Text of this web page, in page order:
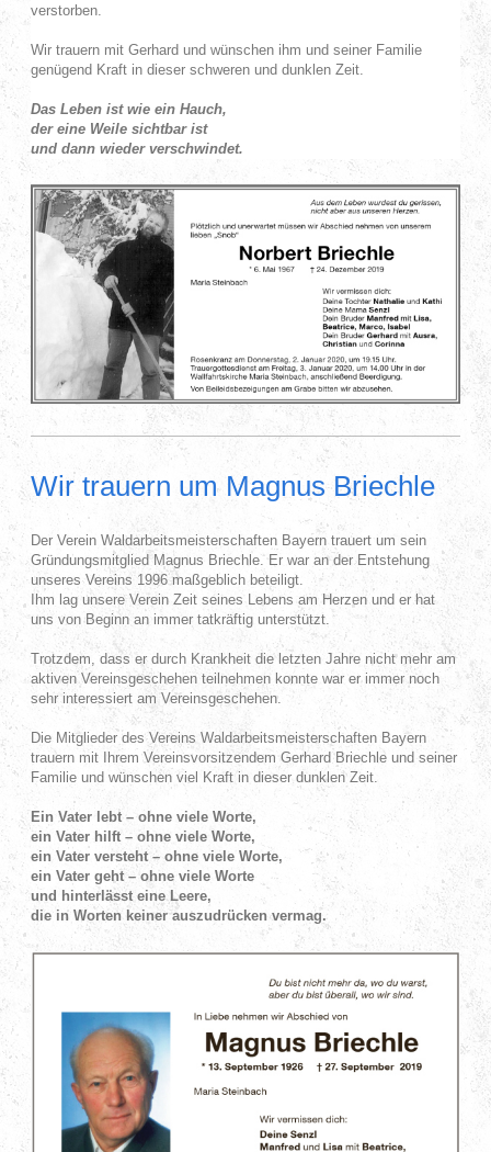
verstorben.
Wir trauern mit Gerhard und wünschen ihm und seiner Familie
genügend Kraft in dieser schweren und dunklen Zeit.
Das Leben ist wie ein Hauch,
der eine Weile sichtbar ist
und dann wieder verschwindet.
Wir trauern um Magnus Briechle
Der Verein Waldarbeitsmeisterschaften Bayern trauert um sein
Gründungsmitglied Magnus Briechle. Er war an der Entstehung
unseres Vereins 1996 maßgeblich beteiligt.
Ihm lag unsere Verein Zeit seines Lebens am Herzen und er hat
uns von Beginn an immer tatkräftig unterstützt.
Trotzdem, dass er durch Krankheit die letzten Jahre nicht mehr am
aktiven Vereinsgeschehen teilnehmen konnte war er immer noch
sehr interessiert am Vereinsgeschehen.
Die Mitglieder des Vereins Waldarbeitsmeisterschaften Bayern
trauern mit Ihrem Vereinsvorsitzendem Gerhard Briechle und seiner
Familie und wünschen viel Kraft in dieser dunklen Zeit.
Ein Vater lebt – ohne viele Worte,
ein Vater hilft – ohne viele Worte,
ein Vater versteht – ohne viele Worte,
ein Vater geht – ohne viele Worte
und hinterlässt eine Leere,
die in Worten keiner auszudrücken vermag.